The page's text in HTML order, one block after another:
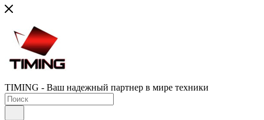
TIMING - Ваш надежный партнер в мире техники